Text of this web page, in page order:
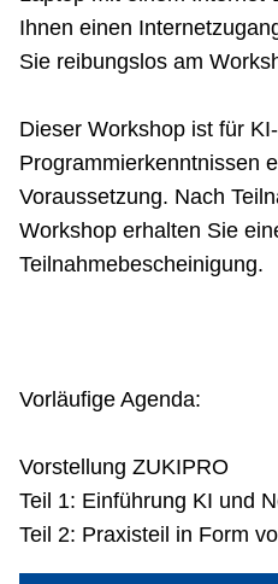
Ihnen einen
Sie reibungslos am
Dieser Workshop ist für
Programmierkenntnissen
Voraussetzung. Nach
Workshop erhalten Sie
Teilnahmebescheinigung.
Vorläufige Agenda:
Vorstellung ZUKIPRO
Teil 1: Einführung KI und
Teil 2: Praxisteil in Form